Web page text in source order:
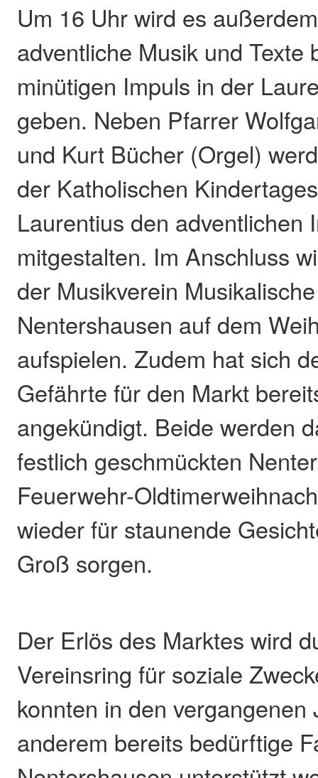
Um 16 Uhr wird es
adventliche Musik und Texte
minütigen Impuls in der
geben. Neben Pfarrer
und Kurt Bücher (Orgel)
der Katholischen
Laurentius den adventlichen
mitgestalten. Im Anschluss
der Musikverein
Nentershausen auf dem
aufspielen. Zudem hat sich
Gefährte für den Markt
angekündigt. Beide werden
festlich geschmückten
Feuerwehr-
wieder für staunende
Groß sorgen.
Der Erlös des Marktes wird
Vereinsring für soziale
konnten in den vergangenen
anderem bereits bedürftige